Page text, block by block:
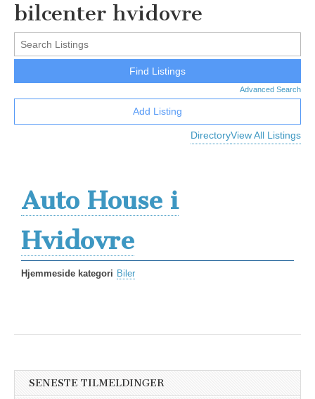
bilcenter hvidovre
Advanced Search
DirectoryView All Listings
Add Listing
Auto House i
Hvidovre
Hjemmeside kategori Biler
SENESTE TILMELDINGER